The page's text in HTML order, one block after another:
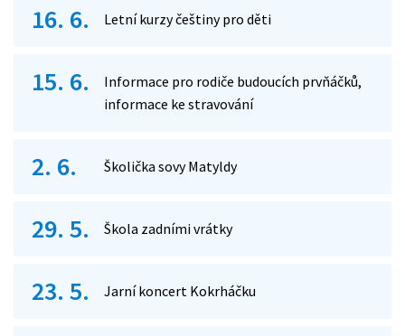
16. 6. Letní kurzy češtiny pro děti
15. 6.
Informace pro rodiče budoucích prvňáčků,
informace ke stravování
2. 6. Školička sovy Matyldy
29. 5. Škola zadními vrátky
23. 5. Jarní koncert Kokrháčku